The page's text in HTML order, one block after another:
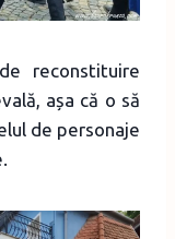
reconstituire
așa că o să
de personaje